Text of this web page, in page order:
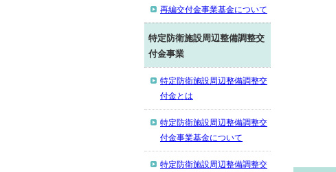
再編交付金事業基金について
特定防衛施設周辺整備調整交
付金事業
特定防衛施設周辺整備調整交
付金とは
特定防衛施設周辺整備調整交
付金事業基金について
特定防衛施設周辺整備調整交